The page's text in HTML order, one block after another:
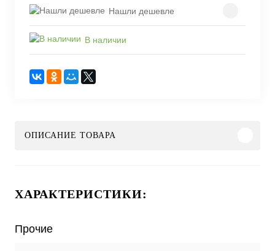
Нашли дешевле
В наличии
ОПИСАНИЕ ТОВАРА
ХАРАКТЕРИСТИКИ:
Прочие